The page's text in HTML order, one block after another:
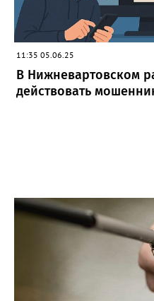
11:35 05.06.25
В Нижневартовском
действовать